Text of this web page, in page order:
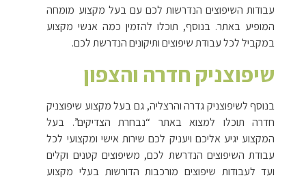
עבודות השיפוצים הנדרשות לכם עם בעל מקצוע מומחה
המופיע באתר. בנוסף, תוכלו להזמין כמה אנשי מקצוע
במקביל לכל עבודת שיפוצים ותיקונים הנדרשת לכם.
שיפוצניק חדרה והצפון
בנוסף לשיפוצניק גדרה והרצליה, גם בעל מקצוע שיפוצניק
חדרה תוכלו למצוא באתר “נבחרת הצדיקים”. בעל
המקצוע יגיע אליכם ויעניק לכם שירות אישי ומקצועי לכל
עבודת השיפוצים הנדרשת לכם, משיפוצים קטנים וקלים
ועד לעבודות שיפוצים מורכבות הדורשות בעלי מקצוע